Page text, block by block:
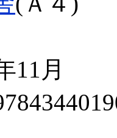
11月